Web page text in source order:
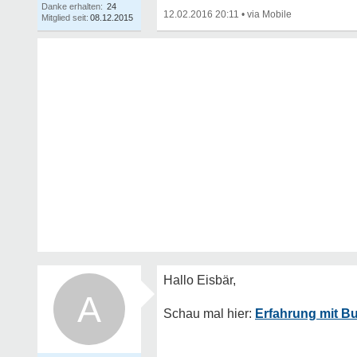
Danke erhalten: 24
Mitglied seit: 08.12.2015 12.02.2016 20:11 •
A Erfahrung mit